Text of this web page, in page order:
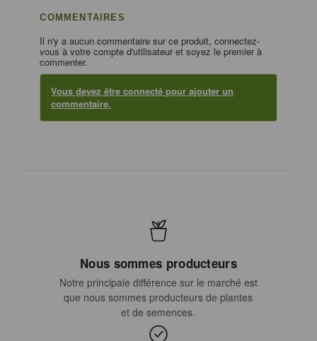
COMMENTAIRES
Il n'y a aucun commentaire sur ce produit, connectez-
vous à votre compte d'utilisateur et soyez le premier à
commenter.
Vous devez être connecté pour ajouter un
commentaire.
Nous sommes producteurs
Notre principale différence sur le marché est
que nous sommes producteurs de plantes
et de semences.